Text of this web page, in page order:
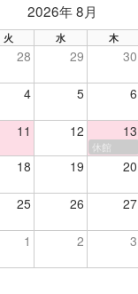
2026年 8月
火 水 木
28 29 30
4 5 6
11 12 13
休館
18 19 20
25 26 27
1 2 3